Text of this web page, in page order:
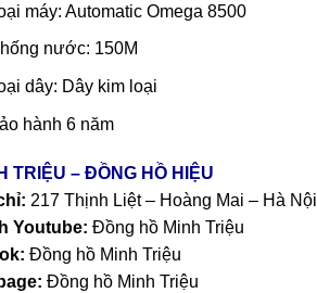
máy: Automatic Omega 8500
nước: 150M
dây: Dây kim loại
hành 6 năm
TRIỆU – ĐỒNG HỒ HIỆU
217 Thịnh Liệt – Hoàng Mai – Hà Nội
Youtube: Đồng hồ Minh Triệu
Đồng hồ Minh Triệu
Đồng hồ Minh Triệu